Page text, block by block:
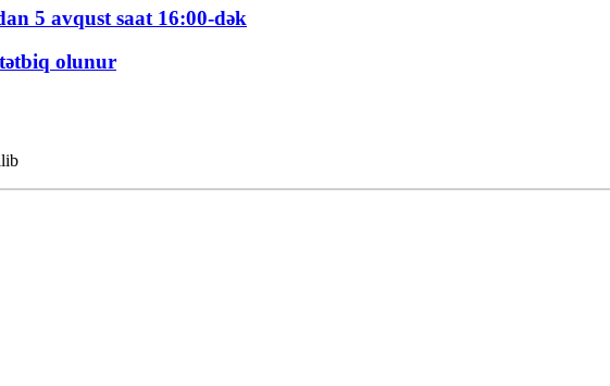
5 avqust saat 16:00-dək
tətbiq olunur